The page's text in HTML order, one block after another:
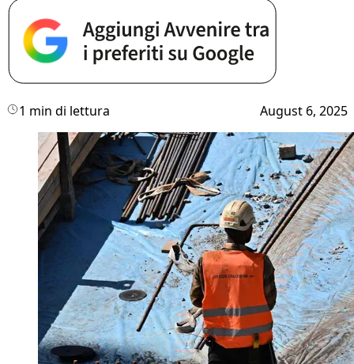
1 min di lettura August 6, 2025